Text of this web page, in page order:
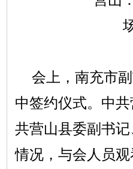
会上，南充市副
中签约仪式。中
共营山县委副书
情况，与会人员